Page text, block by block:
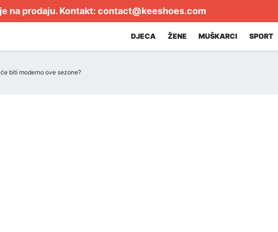
na prodaju. Kontakt: contact@keeshoes.com
DJECA ŽENE MUŠKARCI SPORT
biti moderno ove sezone?